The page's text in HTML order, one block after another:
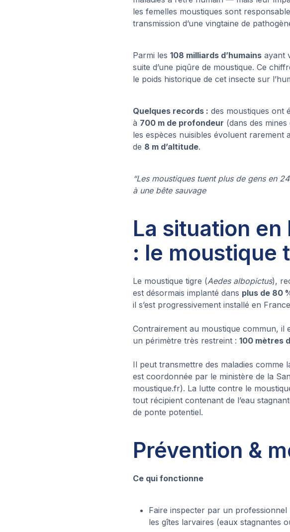
les femelles moustiques sont
transmission d’une vingtaine de
Parmi les 108 milliards d’humains ayant
suite d’une piqûre de moustique. Ce
le poids historique de cet insecte sur
Quelques records : des moustiques ont
à 700 m de profondeur (dans des
les espèces nuisibles évoluent rarement
de 8 m d’altitude.
“Les moustiques tuent plus de gens en
à une bête sauvage
La situation en
: le moustique
Le moustique tigre (Aedes albopictus),
est désormais implanté dans plus de 80
il s’est progressivement installé en
Contrairement au moustique commun, il
un périmètre très restreint : 100 mètres
Il peut transmettre des maladies comme
est coordonnée par le ministère de la
moustique.fr). La lutte contre le
tout récipient contenant de l’eau
de ponte potentiel.
Prévention &
Ce qui fonctionne
Faire inspecter par un
les gîtes larvaires (eaux stagnantes